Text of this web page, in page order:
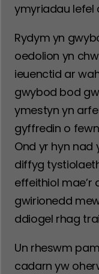
ymyriadau lefel
Rydym yn
oedolion yn
ieuenctid ar
gwybod bod
ymestyn yn
gyffredin o
Ond yr hyn nad
diffyg
effeithiol
gwirionedd
ddiogel rhag
Un rheswm
cadarn yw